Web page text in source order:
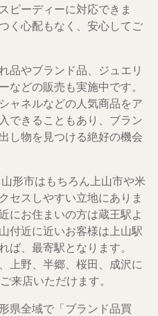
ピーディーに対応できま
く心配もなく、安心してご
品やブランド品、ジュエリ
などの販売も実施中です。
ャネルなどの人気商品をア
できることもあり、ブラン
し物を見つける絶好の機会
形市はもちろん上山市や米
セスしやすい立地にありま
にお住まいの方は蔵王駅よ
付近に近いお客様は上山駅
ば、最寄駅となります。
上野、半郷、桜田、成沢に
来店いただけます。
県全域で「ブランド品買